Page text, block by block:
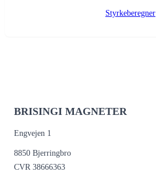
Styrkeberegner
BRISINGI MAGNETER
Engvejen 1
8850 Bjerringbro
CVR 38666363